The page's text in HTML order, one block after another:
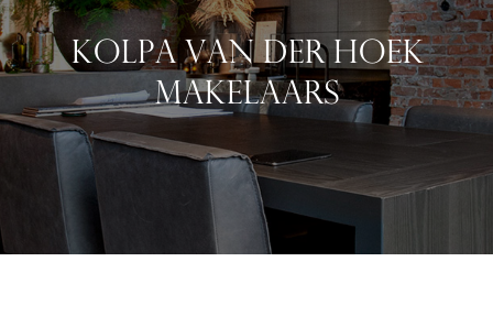
KOLPA VAN DER HOEK
MAKELAARS